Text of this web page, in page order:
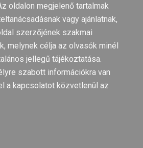
oldalon megjelenő tartalmak
vagy ajánlatnak,
szerzőjének szakmai
melynek célja az olvasók minél
jellegű tájékoztatása.
szabott információkra van
a kapcsolatot közvetlenül az